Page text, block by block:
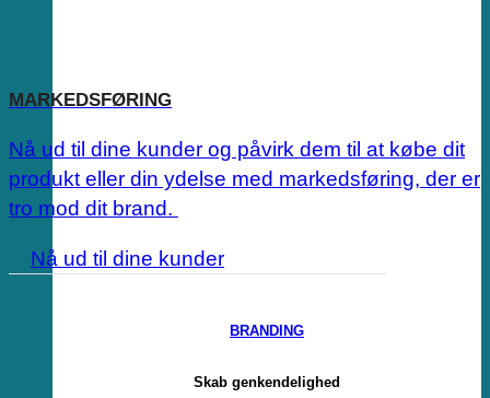
BRANDING
Skab genkendelighed
MARKEDSFØRING
Nå ud til dine kunder og påvirk dem til at købe dit
produkt eller din ydelse med markedsføring, der er
tro mod dit brand.
Nå ud til dine kunder